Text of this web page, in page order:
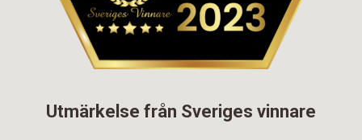
Utmärkelse från Sveriges vinnare